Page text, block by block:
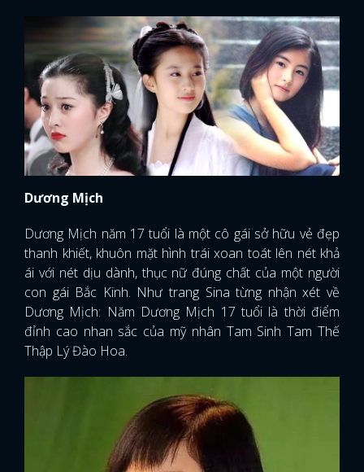
Dương Mịch
Dương Mịch năm 17 tuổi là một cô gái sở hữu vẻ đẹp
thanh khiết, khuôn mặt hình trái xoan toát lên nét khả
ái với nét dịu dành, thục nữ đúng chất của một người
con gái Bắc Kinh. Như trang Sina từng nhận xét về
Dương Mịch: Năm Dương Mịch 17 tuổi là thời điểm
đỉnh cao nhan sắc của mỹ nhân Tam Sinh Tam Thế
Thập Lý Đào Hoa.